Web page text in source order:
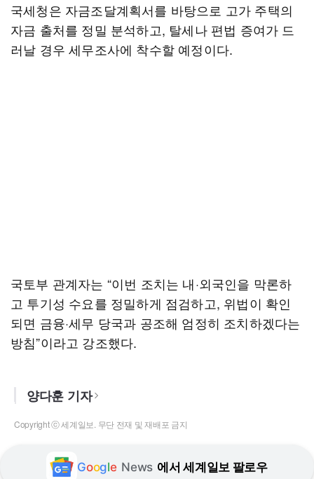
국세청은 자금조달계획서를 바탕으로 고가 주택의
자금 출처를 정밀 분석하고, 탈세나 편법 증여가 드
러날 경우 세무조사에 착수할 예정이다.
국토부 관계자는 “이번 조치는 내·외국인을 막론하
고 투기성 수요를 정밀하게 점검하고, 위법이 확인
되면 금융·세무 당국과 공조해 엄정히 조치하겠다는
방침”이라고 강조했다.
양다훈 기자
Copyright ⓒ 세계일보. 무단 전재 및 재배포 금지
Google News 에서 세계일보 팔로우